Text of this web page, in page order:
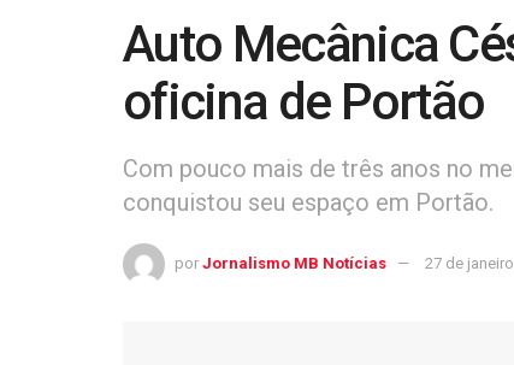
Auto Mecânica
oficina de Portão
Com pouco mais de três anos no
conquistou seu espaço em Portão.
por Jornalismo MB Notícias 27 de